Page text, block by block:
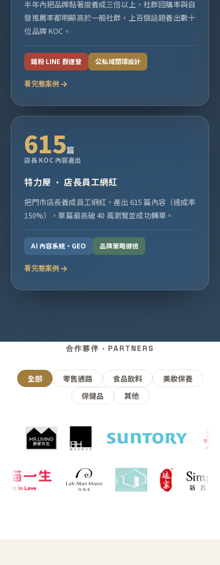
半年內把品牌黏著度養成三倍以上，社群回購率與自
發推薦率都明顯高於一般社群，上百個話題養出數十
位品牌 KOC。
鐵粉 LINE 群運營 公私域閉環設計
看完整案例
615篇
店長 KOC 內容產出
特力屋 · 店長員工網紅
把門市店長養成員工網紅，產出 615 篇內容（達成率
150%），單篇最高破 40 萬瀏覽並成功轉單。
AI 內容系統・GEO 品牌策略健檢
看完整案例
合作夥伴 · PARTNERS
全部 零售通路 食品飲料
美妝保養
保健品
其他